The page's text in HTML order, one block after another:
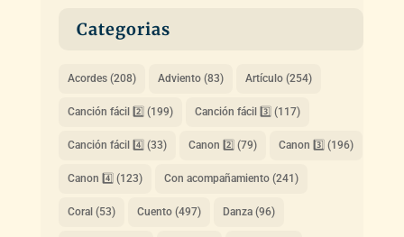
Categorias
Acordes(208) Adviento(83) Artículo(254)
Canción fácil 2️⃣ (199) Canción fácil 3️⃣ (117)
Canción fácil 4️⃣ (33) Canon 2️⃣ (79) Canon 3️⃣ (196)
Canon 4️⃣ (123) Con acompañamiento(241)
Coral(53) Cuento(497) Danza(96)